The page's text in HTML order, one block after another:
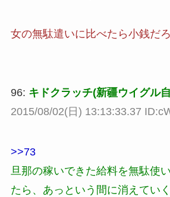
女の無駄遣いに比べたら小銭だ
96: キドクラッチ(新疆ウイグル
2015/08/02(日) 13:13:33.37
>>73
旦那の稼いできた給料を無駄使
たら、あっという間に消えていく